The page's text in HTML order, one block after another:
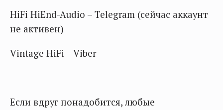
HiFi HiEnd-Audio – Telegram (сейчас аккаунт
не активен)
Vintage HiFi – Viber
Если вдруг понадобится, любые